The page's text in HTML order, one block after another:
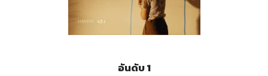
อันดับ 1